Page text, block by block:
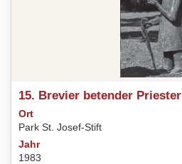
15. Brevier betender Priester
Ort
Park St. Josef-Stift
Jahr
1983